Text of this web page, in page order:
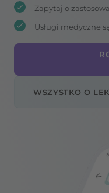
Zapytaj o
Usługi medyczne
WSZYSTKO O